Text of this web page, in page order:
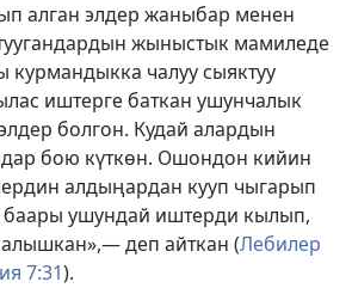
алган элдер жаныбар менен
жыныстык мамиледе
курмандыкка чалуу сыяктуу
иштерге баткан ушунчалык
болгон. Кудай алардын
бою күткөн. Ошондон кийин
алдыңардан кууп чыгарып
баары ушундай иштерди кылып,
деп айткан (Лебилер
7:31).